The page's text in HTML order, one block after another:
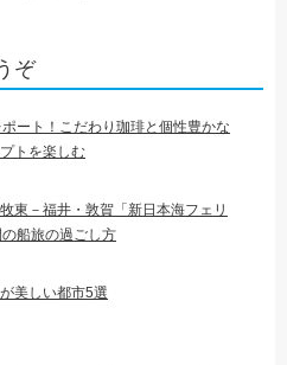
ぞ
ート！こだわり珈琲と個性豊かな
トを楽しむ
東－福井・敦賀「新日本海フェリ
船旅の過ごし方
美しい都市5選